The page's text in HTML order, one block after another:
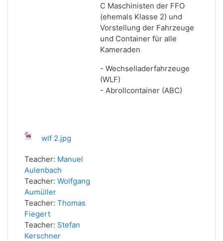
C Maschinisten der FFO
(ehemals Klasse 2) und
Vorstellung der Fahrzeuge
und Container für alle
Kameraden
- Wechselladerfahrzeuge
(WLF)
- Abrollcontainer (ABC)
wlf 2.jpg
Teacher: Manuel
Aulenbach
Teacher: Wolfgang
Aumüller
Teacher: Thomas
Fiegert
Teacher: Stefan
Kerschner